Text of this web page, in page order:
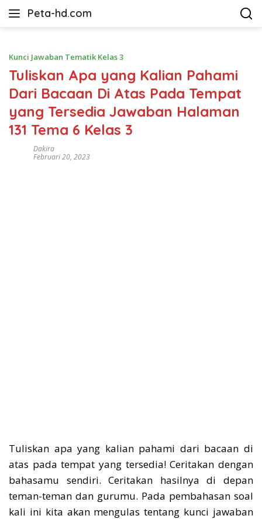
Peta-hd.com
Kumpulan
HD
Kunci Jawaban Tematik Kelas 3
Tuliskan Apa yang Kalian Pahami
Dari Bacaan Di Atas Pada Tempat
yang Tersedia Jawaban Halaman
131 Tema 6 Kelas 3
Dakira
Februari 20, 2023
Tuliskan apa yang kalian pahami dari bacaan di
atas pada tempat yang tersedia! Ceritakan dengan
bahasamu sendiri. Ceritakan hasilnya di depan
teman-teman dan gurumu. Pada pembahasan soal
kali ini kita akan mengulas tentang kunci jawaban